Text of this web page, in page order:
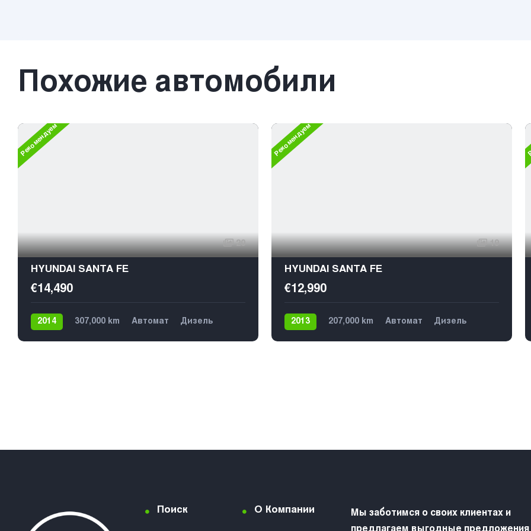
Похожие автомобили
Рекомендуем
20
HYUNDAI SANTA FE
€14,490
2014 307,000 km Автомат
Дизель
Рекомендуем
19
HYUNDAI SANTA FE
€12,990
2013 207,000 km Автомат
Дизель
Поиск О Компании
Мы заботимся о своих клиентах и
предлагаем выгодные предложения